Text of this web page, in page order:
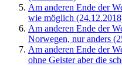
Am anderen Ende der
wie möglich
Am anderen Ende der
Norwegen, nur anders
Am anderen Ende der
ohne Geister aber die